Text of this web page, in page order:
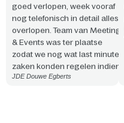
goed verlopen, week vooraf
nog telefonisch in detail alles
overlopen. Team van Meeting
& Events was ter plaatse
zodat we nog wat last minute
zaken konden regelen indien
nodig. Vriendelijke en
JDE Douwe Egberts